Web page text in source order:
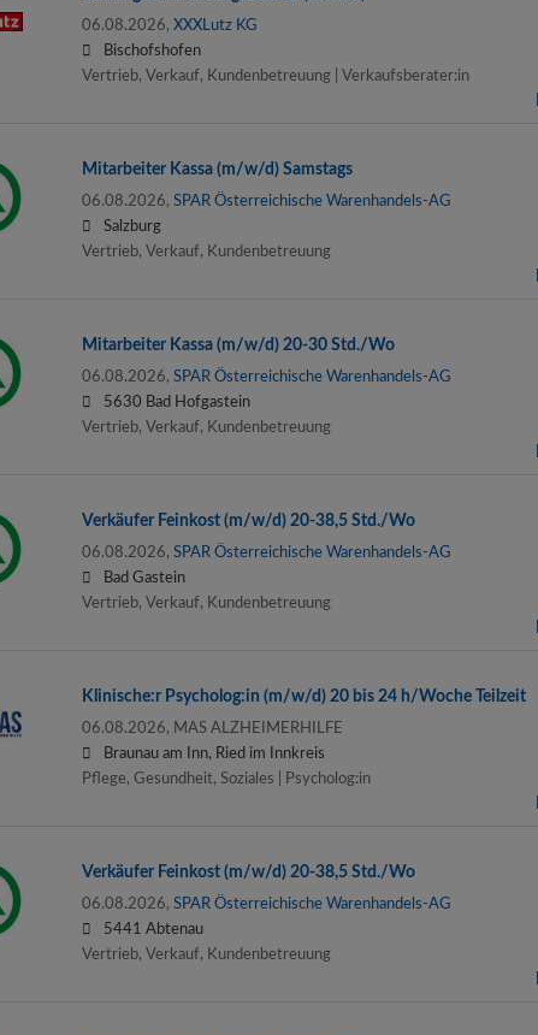
06.08.2026, XXXLutz KG
Bischofshofen
Vertrieb, Verkauf, Kundenbetreuung | Verkaufsberater:in
Mitarbeiter Kassa (m/w/d) Samstags
06.08.2026, SPAR Österreichische Warenhandels-AG
Salzburg
Vertrieb, Verkauf, Kundenbetreuung
Mitarbeiter Kassa (m/w/d) 20-30 Std./Wo
06.08.2026, SPAR Österreichische Warenhandels-AG
5630 Bad Hofgastein
Vertrieb, Verkauf, Kundenbetreuung
Verkäufer Feinkost (m/w/d) 20-38,5 Std./Wo
06.08.2026, SPAR Österreichische Warenhandels-AG
Bad Gastein
Vertrieb, Verkauf, Kundenbetreuung
Klinische:r Psycholog:in (m/w/d) 20 bis 24 h/Woche Teilzeit
06.08.2026, MAS ALZHEIMERHILFE
Braunau am Inn, Ried im Innkreis
Pflege, Gesundheit, Soziales | Psycholog:in
Verkäufer Feinkost (m/w/d) 20-38,5 Std./Wo
06.08.2026, SPAR Österreichische Warenhandels-AG
5441 Abtenau
Vertrieb, Verkauf, Kundenbetreuung